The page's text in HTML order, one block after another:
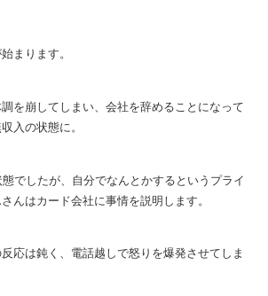
まります。
を崩してしまい、会社を辞めることになって
入の状態に。
でしたが、自分でなんとかするというプライ
んはカード会社に事情を説明します。
応は鈍く、電話越しで怒りを爆発させてしま